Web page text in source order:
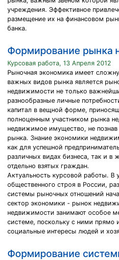
учреждения. Эффективное
размещение их на финансовом
банка.
Формирование рынка
Курсовая работа, 13 Апреля 2012
Рыночная экономика имеет
важных видов рынка является
недвижимости не только
разнообразные личные
капитал в вещной форме,
полноценным участником рынка
недвижимое имущество, не познав
рынка. Знание экономики
как для успешной
различных видах бизнеса, так и
отдельно взятых граждан.
Актуальность курсовой работы. В
общественного строя в России,
системы рыночных отношений
сектор экономики - рынок
недвижимости занимают особое
системе, поскольку с ними прямо
социальные интересы людей и
Формирование